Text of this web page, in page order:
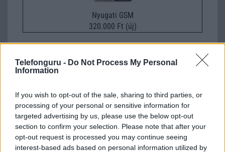
Telefonguru - Do Not Process My Personal
Information
If you wish to opt-out of the sale, sharing to third parties, or
processing of your personal or sensitive information for
targeted advertising by us, please use the below opt-out
section to confirm your selection. Please note that after your
opt-out request is processed you may continue seeing
interest-based ads based on personal information utilized by
Nyugati GSM
320.000 Ft (új)
blade
miért nincs kép?
Matrix